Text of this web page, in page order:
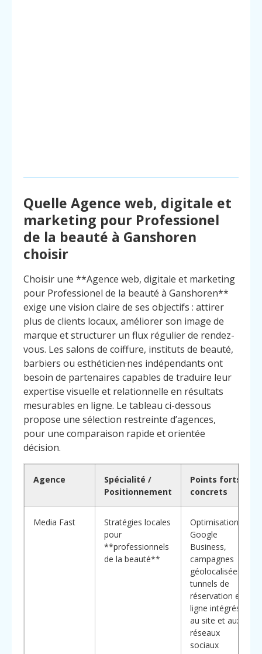
Quelle Agence web, digitale et
marketing pour Professionel
de la beauté à Ganshoren
choisir
Choisir une **Agence web, digitale et marketing
pour Professionel de la beauté à Ganshoren**
exige une vision claire de ses objectifs : attirer
plus de clients locaux, améliorer son image de
marque et structurer un flux régulier de rendez-
vous. Les salons de coiffure, instituts de beauté,
barbiers ou esthéticien·nes indépendants ont
besoin de partenaires capables de traduire leur
expertise visuelle et relationnelle en résultats
mesurables en ligne. Le tableau ci-dessous
propose une sélection restreinte d’agences,
pour une comparaison rapide et orientée
décision.
Agence
Spécialité /
Positionnement
Points forts
concrets
Media Fast
Stratégies locales
pour
**professionnels
de la beauté**
Optimisation
Google
Business,
campagnes
géolocalisées,
tunnels de
réservation en
ligne intégrés
au site et aux
réseaux
sociaux